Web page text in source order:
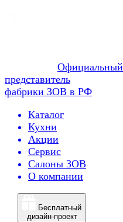
Официальный
представитель
фабрики ЗОВ в РФ
Каталог
Кухни
Акции
Сервис
Салоны ЗОВ
О компании
Бесплатный
дизайн-проект